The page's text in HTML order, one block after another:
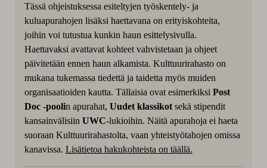
Tässä ohjeistuksessa esiteltyjen työskentely- ja
kuluapurahojen lisäksi haettavana on erityiskohteita,
joihin voi tutustua kunkin haun esittelysivulla.
Haettavaksi avattavat kohteet vahvistetaan ja ohjeet
päivitetään ennen haun alkamista. Kulttuurirahasto on
mukana tukemassa tiedettä ja taidetta myös muiden
organisaatioiden kautta. Tällaisia ovat esimerkiksi Post
Doc -poolin apurahat, Uudet klassikotsekä stipendit
kansainvälisiin UWC-lukioihin. Näitä apurahoja ei haeta
suoraan Kulttuurirahastolta, vaan yhteistyötahojen omissa
kanavissa. Lisätietoa hakukohteista on täällä.